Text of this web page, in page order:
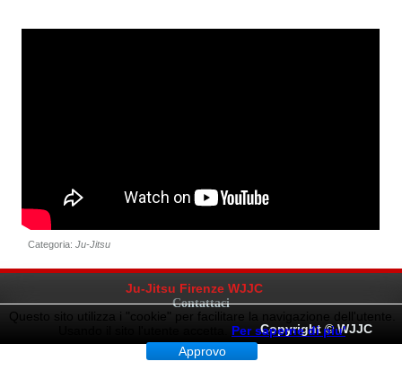
Categoria:Ju-Jitsu
Questo sito utilizza i "cookie" per facilitare la navigazione dell'utente.
Per saperne di piu'
Approvo
Ju-Jitsu Firenze WJJC
Contattaci
Copyright © WJJC